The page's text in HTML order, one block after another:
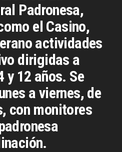
Padronesa,
el Casino,
actividades
dirigidas a
y 12 años. Se
a viernes, de
con monitores